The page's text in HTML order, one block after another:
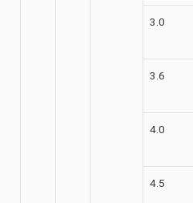
3.0
3.6
4.0
4.5